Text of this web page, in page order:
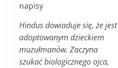
napisy
Hindus dowiaduje się, że jest
adoptowanym dzieckiem
muzułmanów. Zaczyna
szukać biologicznego ojca,